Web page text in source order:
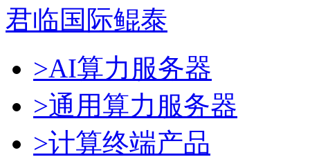
君临国际鲲泰
>AI算力服务器
>通用算力服务器
>计算终端产品